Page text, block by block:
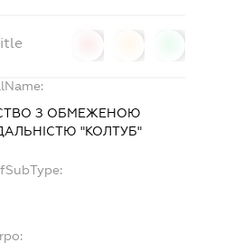
З ОБМЕЖЕНОЮ
"КОЛТУБ"